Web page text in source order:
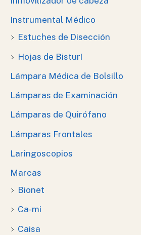
Instrumental Médico
Estuches de Disección
Hojas de Bisturí
Lámpara Médica de Bolsillo
Lámparas de Examinación
Lámparas de Quirófano
Lámparas Frontales
Laringoscopios
Marcas
Bionet
Ca-mi
Caisa